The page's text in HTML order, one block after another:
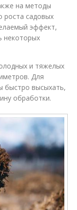
на методы
роста садовых
эффект,
некоторых
и тяжелых
Для
быстро высыхать,
обработки.